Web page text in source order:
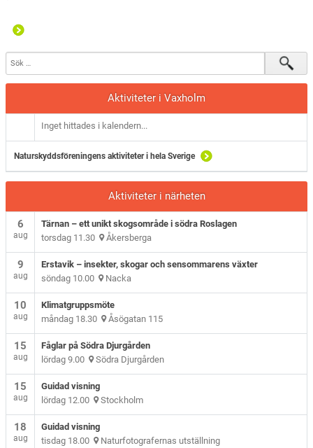
Aktiviteter i Vaxholm
Inget hittades i kalendern...
Naturskyddsföreningens aktiviteter i hela Sverige
Aktiviteter i närheten
6
aug
Tärnan – ett unikt skogsområde i södra Roslagen
torsdag 11.30 Åkersberga
9
aug
Erstavik – insekter, skogar och sensommarens växter
söndag 10.00 Nacka
10
aug
Klimatgruppsmöte
måndag 18.30 Åsögatan 115
15
aug
Fåglar på Södra Djurgården
lördag 9.00 Södra Djurgården
15
aug
Guidad visning
lördag 12.00 Stockholm
18
aug
Guidad visning
tisdag 18.00 Naturfotografernas utställning